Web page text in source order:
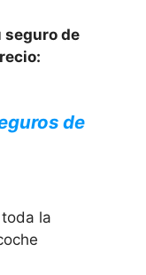
seguro de
de
la